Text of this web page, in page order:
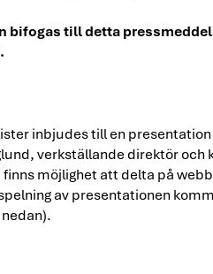
bifogas till detta
inbjudes till en
verkställande direktör
möjlighet att delta på
av presentationen